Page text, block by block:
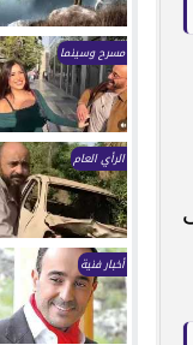
مسرح وسينما
الرأي العام
أخبار فنية